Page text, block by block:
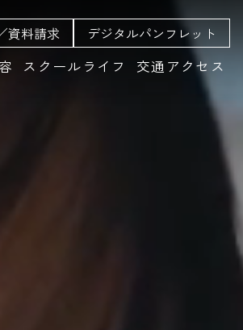
資料請求 デジタルパンフレット
スクールライフ 交通アクセス